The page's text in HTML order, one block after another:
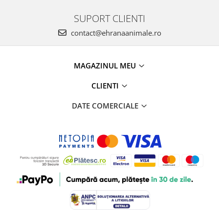
SUPORT CLIENTI
contact@ehranaanimale.ro
MAGAZINUL MEU
CLIENTI
DATE COMERCIALE